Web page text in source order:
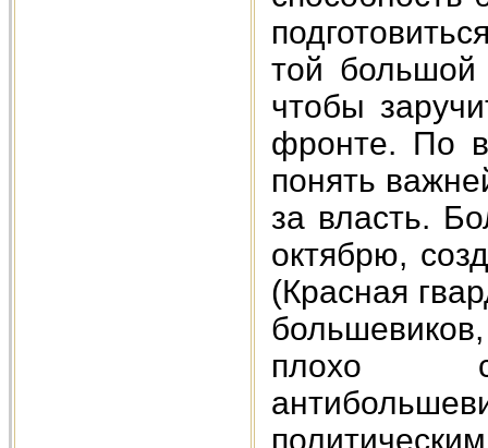
той большой
чтобы
фронте. По
понять
за власть.
октябрю,
(Красная
плохо